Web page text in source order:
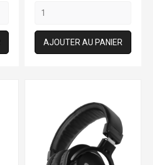
AJOUTER AU PANIER